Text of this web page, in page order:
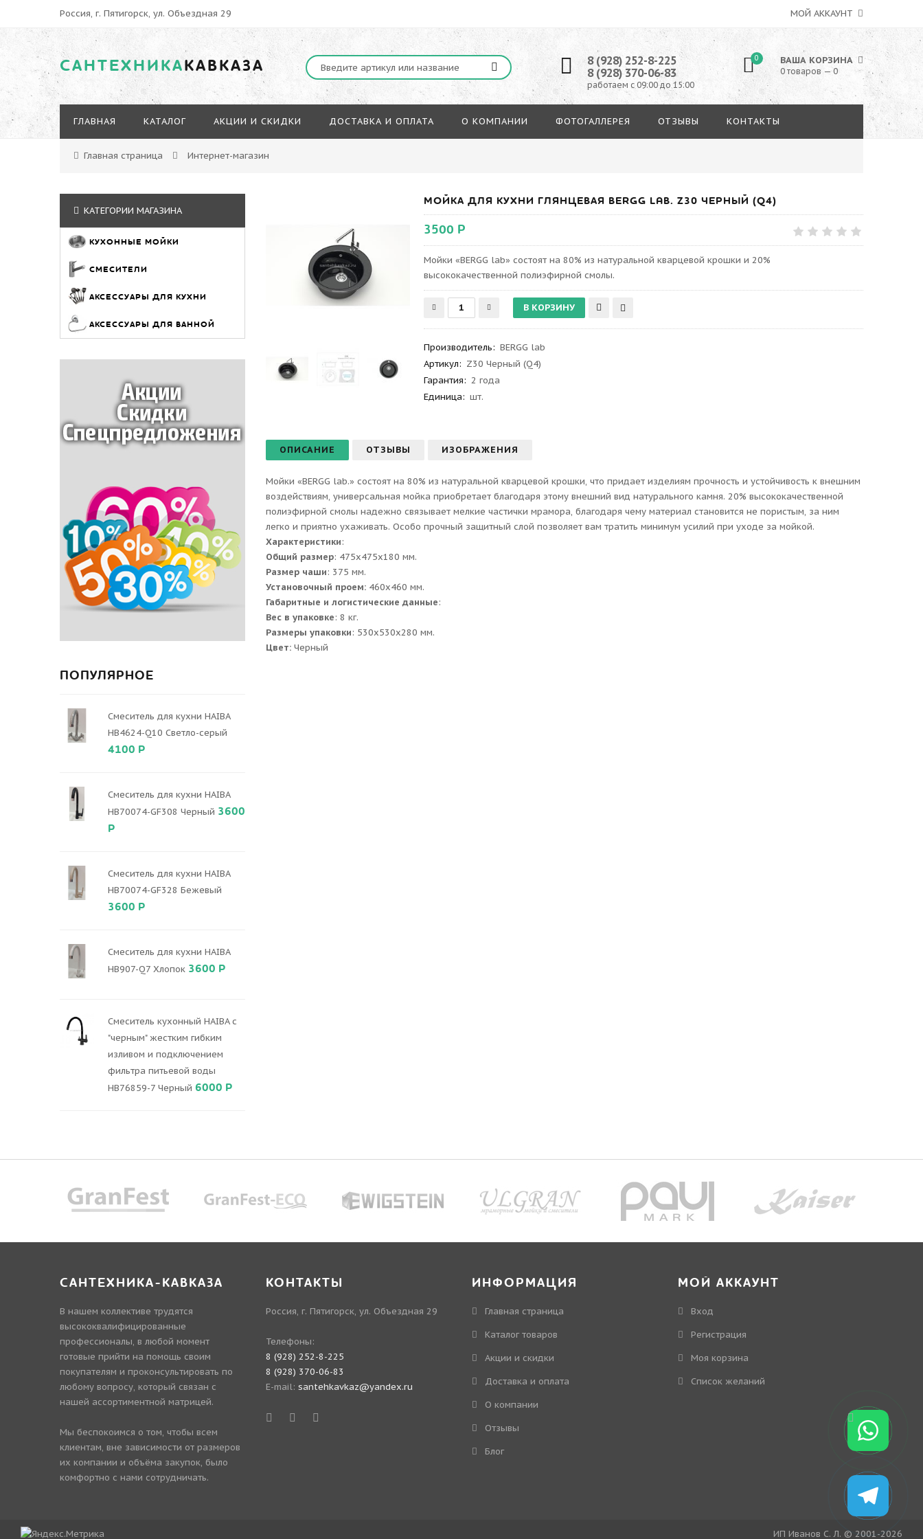
Россия, г. Пятигорск, ул. Объездная 29 МОЙ АККАУНТ
САНТЕХНИКАКАВКАЗА
8 (928) 252-8-225
8 (928) 370-06-83
работаем с 09:00 до 15:00
0 ВАША КОРЗИНА
0 товаров — 0
ГЛАВНАЯ КАТАЛОГ АКЦИИ И СКИДКИ ДОСТАВКА И ОПЛАТА О КОМПАНИИ ФОТОГАЛЛЕРЕЯ ОТЗЫВЫ КОНТАКТЫ
Главная страница Интернет-магазин
МОЙКА ДЛЯ КУХНИ ГЛЯНЦЕВАЯ BERGG LAB. Z30 ЧЕРНЫЙ (Q4)
3500 Р
Мойки «BERGG lab» состоят на 80% из натуральной кварцевой крошки и 20%
высококачественной полиэфирной смолы.
Производитель: BERGG lab
Артикул: Z30 Черный (Q4)
Гарантия: 2 года
Единица: шт.
ОПИСАНИЕ ОТЗЫВЫ ИЗОБРАЖЕНИЯ
Мойки «BERGG lab.» состоят на 80% из натуральной кварцевой крошки, что придает изделиям прочность и устойчивость к внешним
воздействиям, универсальная мойка приобретает благодаря этому внешний вид натурального камня. 20% высококачественной
полиэфирной смолы надежно связывает мелкие частички мрамора, благодаря чему материал становится не пористым, за ним
легко и приятно ухаживать. Особо прочный защитный слой позволяет вам тратить минимум усилий при уходе за мойкой.
Характеристики:
Общий размер: 475x475x180 мм.
Размер чаши: 375 мм.
Установочный проем: 460x460 мм.
Габаритные и логистические данные:
Вес в упаковке: 8 кг.
Размеры упаковки: 530x530x280 мм.
Цвет:Черный
КАТЕГОРИИ МАГАЗИНА
КУХОННЫЕ МОЙКИ
СМЕСИТЕЛИ
АКСЕССУАРЫ ДЛЯ КУХНИ
АКСЕССУАРЫ ДЛЯ ВАННОЙ
ПОПУЛЯРНОЕ
Смеситель для кухни HAIBA
HB4624-Q10 Светло-серый
4100 Р
Смеситель для кухни HAIBA
HB70074-GF308 Черный 3600
Р
Смеситель для кухни HAIBA
HB70074-GF328 Бежевый
3600 Р
Смеситель для кухни HAIBA
HB907-Q7 Хлопок 3600 Р
Смеситель кухонный HAIBA с
"черным" жестким гибким
изливом и подключением
фильтра питьевой воды
HB76859-7 Черный 6000 Р
САНТЕХНИКА-КАВКАЗА
В нашем коллективе трудятся
высококвалифицированные
профессионалы, в любой момент
готовые прийти на помощь своим
покупателям и проконсультировать по
любому вопросу, который связан с
нашей ассортиментной матрицей.
Мы беспокоимся о том, чтобы всем
клиентам, вне зависимости от размеров
их компании и объёма закупок, было
комфортно с нами сотрудничать.
КОНТАКТЫ
Россия, г. Пятигорск, ул. Объездная 29
Телефоны:
8 (928) 252-8-225
8 (928) 370-06-83
E-mail: santehkavkaz@yandex.ru
ИНФОРМАЦИЯ
Главная страница
Каталог товаров
Акции и скидки
Доставка и оплата
О компании
Отзывы
Блог
МОЙ АККАУНТ
Вход
Регистрация
Моя корзина
Cписок желаний
ИП Иванов С. Л. © 2001-2026